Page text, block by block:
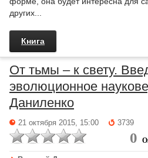
других...
Книга
От тьмы – к свету.
эволюционное
Даниленко
21 октября 2015, 15:00 3739
0